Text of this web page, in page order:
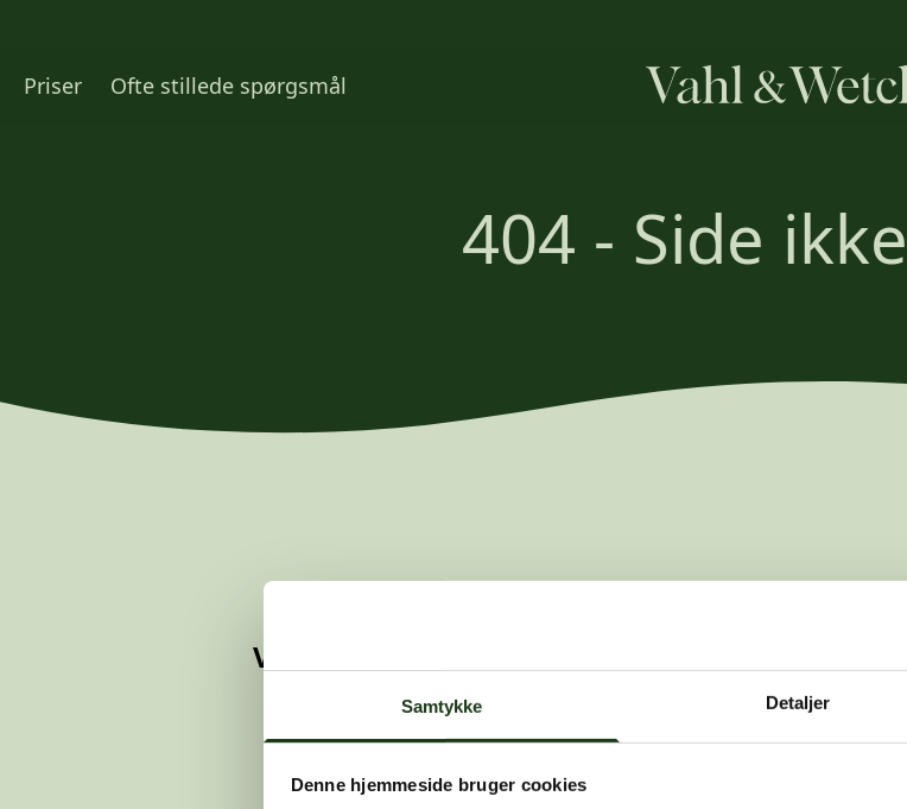
Samtykke Detaljer
Denne hjemmeside bruger cookies
Priser Ofte stillede spørgsmål
404 - Side
Vi kunne ikke finde den side, du leder efter.
Hvis du mener, at dette er en fejl, kan du kontakte